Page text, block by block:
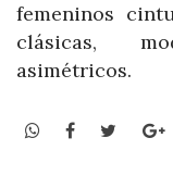
femeninos
clásicas,
asimétricos.
WhatsApp
Facebook
Twitter